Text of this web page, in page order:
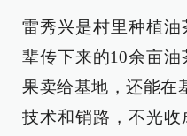
雷秀兴是村里种植油
辈传下来的10余亩
果卖给基地，还能在
技术和销路，不光收